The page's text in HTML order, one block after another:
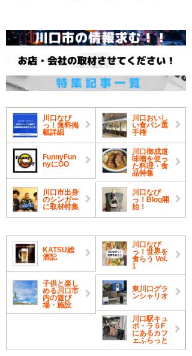
川口なび
っ！無料掲
載詳細
川口おいし
い食パン選
手権
FunnyFun
nyにGO
川口御成道
味噌を使っ
た料理・食
品特集
川口市出身
のシンガー
に取材特集
川口なび
っ！Blog開
始！
KATSU総
酒記
川口なび
っ！世界を
食らう Vol.
1
子供と楽し
める川口市
内の遊び
場・施設
東川口グラ
ンシャリオ
川口駅キュ
ポ・ラ５F
にあるカフ
ェふらっと